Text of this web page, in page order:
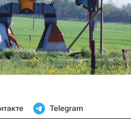
Telegram